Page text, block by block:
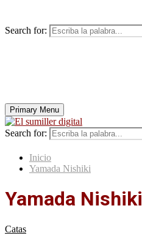
Search for:
Primary Menu
Search for:
Inicio
Yamada Nishiki
Yamada Nishiki
Catas